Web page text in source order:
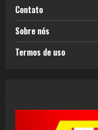
Contato
Sobre nós
Termos de uso